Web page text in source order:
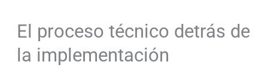
El proceso técnico detrás de
la implementación